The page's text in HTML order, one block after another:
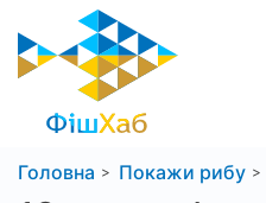
Головна Покажи рибу